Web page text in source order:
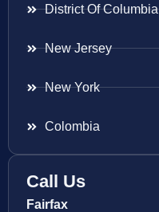
District Of Columbia
New Jersey
New York
Colombia
Call Us
Fairfax